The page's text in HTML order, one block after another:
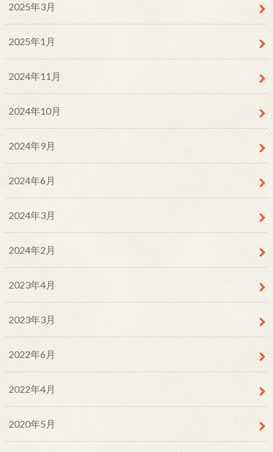
2025年3月
2025年1月
2024年11月
2024年10月
2024年9月
2024年6月
2024年3月
2024年2月
2023年4月
2023年3月
2022年6月
2022年4月
2020年5月